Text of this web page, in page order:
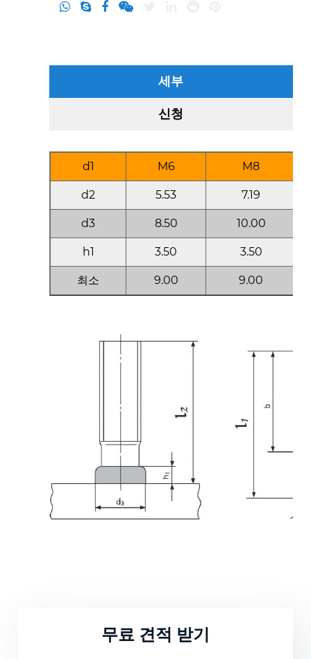
세부
신청
d1 M6 M8
d2 5.53 7.19
d3 8.50 10.00
h1 3.50 3.50
최소 9.00 9.00
무료 견적 받기